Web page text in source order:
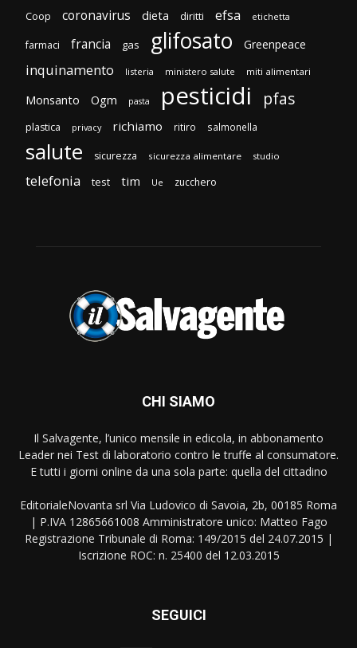
Coop coronavirus dieta diritti efsa etichetta
farmaci francia gas glifosato Greenpeace
inquinamento listeria ministero salute miti alimentari
Monsanto Ogm pasta pesticidi pfas
plastica privacy richiamo ritiro salmonella
salute sicurezza sicurezza alimentare studio
telefonia test tim Ue zucchero
CHI SIAMO
Il Salvagente, l’unico mensile in edicola, in abbonamento
Leader nei Test di laboratorio contro le truffe al consumatore.
E tutti i giorni online da una sola parte: quella del cittadino
EditorialeNovanta srl Via Ludovico di Savoia, 2b, 00185 Roma
| P.IVA 12865661008 Amministratore unico: Matteo Fago
Registrazione Tribunale di Roma: 149/2015 del 24.07.2015 |
Iscrizione ROC: n. 25400 del 12.03.2015
SEGUICI